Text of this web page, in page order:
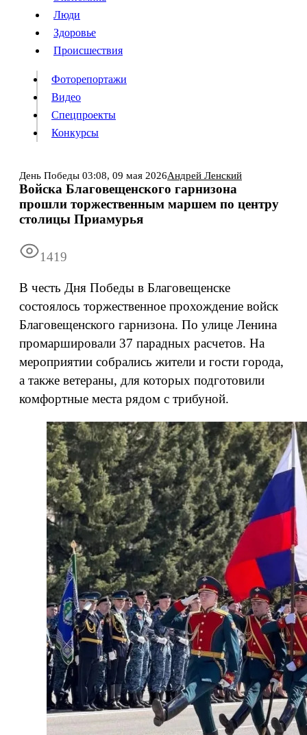
Происшествия
Видео
Конкурсы
ИнформацияПодписка Все новости Архив
Люди
Здоровье
Происшествия
Фоторепортажи
Видео
Спецпроекты
Конкурсы
День Победы 03:08, 09 мая 2026Андрей Ленский
Войска Благовещенского гарнизона
прошли торжественным маршем по центру
столицы Приамурья
1419
В честь Дня Победы в Благовещенске
состоялось торжественное прохождение войск
Благовещенского гарнизона. По улице Ленина
промаршировали 37 парадных расчетов. На
мероприятии собрались жители и гости города,
а также ветераны, для которых подготовили
комфортные места рядом с трибуной.